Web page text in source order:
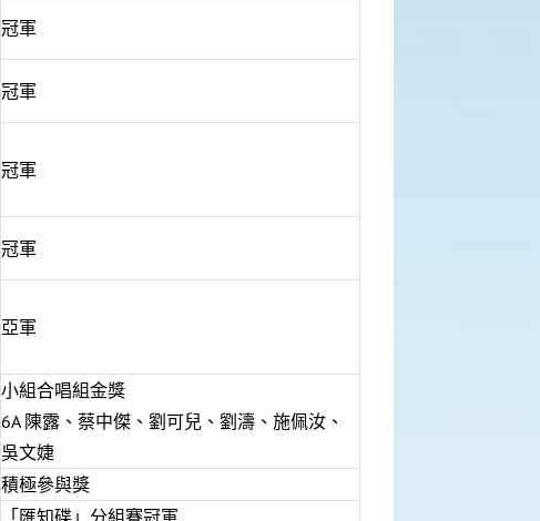
冠軍
冠軍
冠軍
冠軍
亞軍
小組合唱組金獎
6A 陳露、蔡中傑、劉可兒、劉濤、施佩汝、
吳文婕
積極參與獎
「匯知碟」分組賽冠軍